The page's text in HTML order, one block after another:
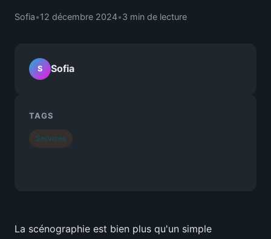
Sofia•12 décembre 2024•3 min de lecture
La scénographie est bien plus qu'un simple
S Sofia
TAGS
Services